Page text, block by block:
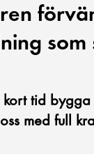
tid
med full